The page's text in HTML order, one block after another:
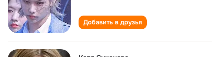
Добавить в друзья